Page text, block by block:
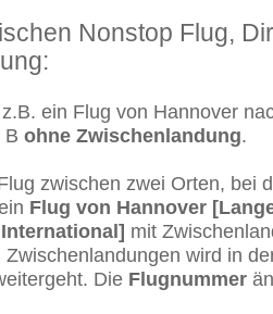
Nonstop Flug,
ein Flug von Hannover
B ohne Zwischenlandung.
zwischen zwei Orten, bei
Flug von Hannover
mit
wird in
Die Flugnummer